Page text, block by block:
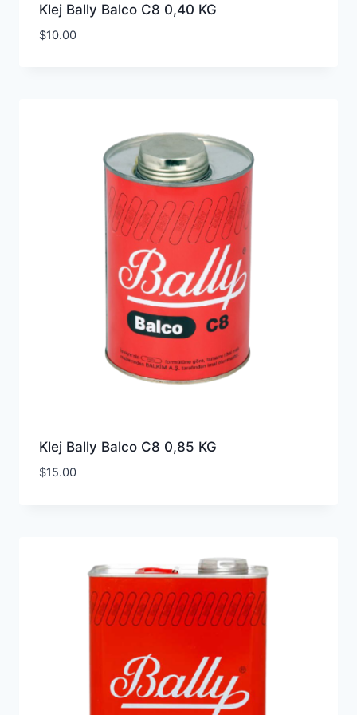
Klej Bally Balco C8 0,40 KG
$10.00
Klej Bally Balco C8 0,85 KG
$15.00